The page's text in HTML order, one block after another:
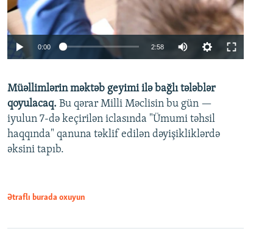
0:00 2:58
360p
480p
720p
Müəllimlərin məktəb geyimi ilə bağlı tələblər
qoyulacaq. Bu qərar Milli Məclisin bu gün —
iyulun 7-də keçirilən iclasında "Ümumi təhsil
haqqında" qanuna təklif edilən dəyişikliklərdə
əksini tapıb.
Ətraflı burada oxuyun